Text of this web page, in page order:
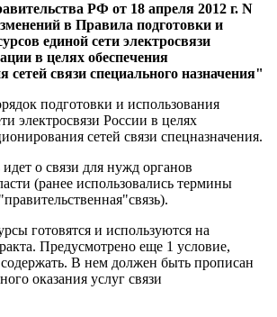
РФ от 18 апреля 2012 г. N
в Правила подготовки и
единой сети электросвязи
в целях обеспечения
связи специального назначения"
подготовки и использования
электросвязи России в целях
сетей связи спецназначения.
о связи для нужд органов
(ранее использовались термины
готовятся и используются на
Предусмотрено еще 1 условие,
В нем должен быть прописан
оказания услуг связи